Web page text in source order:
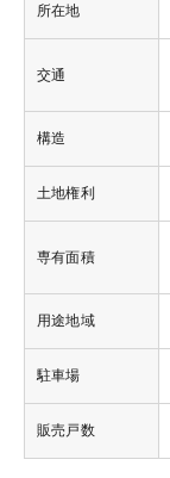
所在地
交通
構造
土地権利
専有面積
用途地域
駐車場
販売戸数